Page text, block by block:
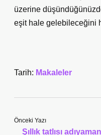
üzerine
eşit hale gelebileceğini
Tarih: Makaleler
Önceki Yazı
Şıllık tatlısı